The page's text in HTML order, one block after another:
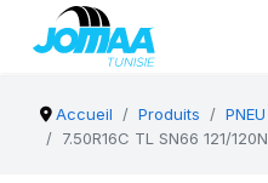
Accueil Produits PNEU
7.50R16C TL SN66 121/120N